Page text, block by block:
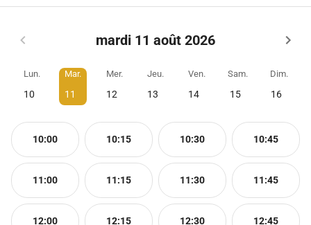
mardi 11 août 2026
Lun.
10
Mar.
11
Mer.
12
Jeu.
13
Ven.
14
Sam.
15
Dim.
16
10:00 10:15 10:30 10:45
11:00 11:15 11:30 11:45
12:00 12:15 12:30 12:45